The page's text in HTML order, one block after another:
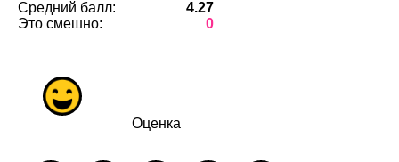
Средний балл:
4.27
Это смешно:
0
Оценка